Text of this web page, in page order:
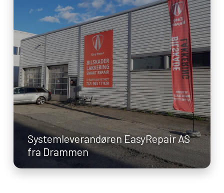
Systemleverandøren EasyRepair AS
fra Drammen